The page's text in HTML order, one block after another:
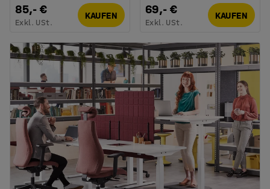
85,- €
Exkl. USt.
KAUFEN 69,- €
Exkl. USt.
KAUFEN